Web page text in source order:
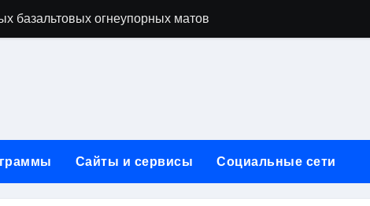
базальтовых огнеупорных матов
+ GEO/AEO — Новая формула цифрового присутствия в
горячие и мобильные варианты, рейтинг по
без верификации и участия банков с пополнением в USDT
Сайты и сервисы Социальные сети